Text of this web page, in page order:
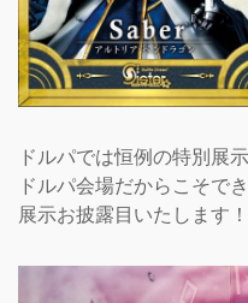
ドルパでは恒例の特別展
ドルパ会場だからこそで
展示お披露目いたします！